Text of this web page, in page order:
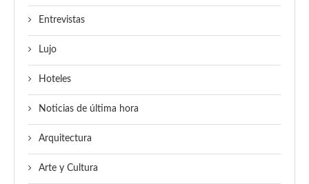
Entrevistas
Lujo
Hoteles
Noticias de última hora
Arquitectura
Arte y Cultura